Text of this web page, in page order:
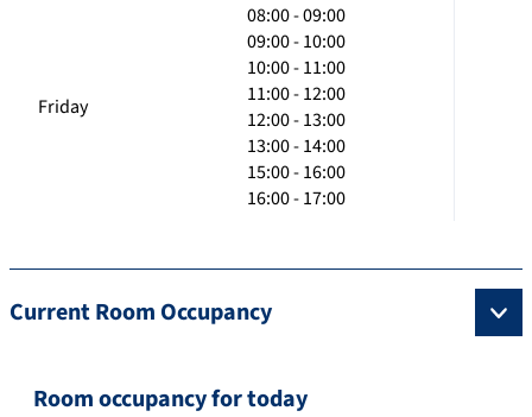
Friday
08:00 - 09:00
09:00 - 10:00
10:00 - 11:00
11:00 - 12:00
12:00 - 13:00
13:00 - 14:00
15:00 - 16:00
16:00 - 17:00
Current Room Occupancy
Room occupancy for today